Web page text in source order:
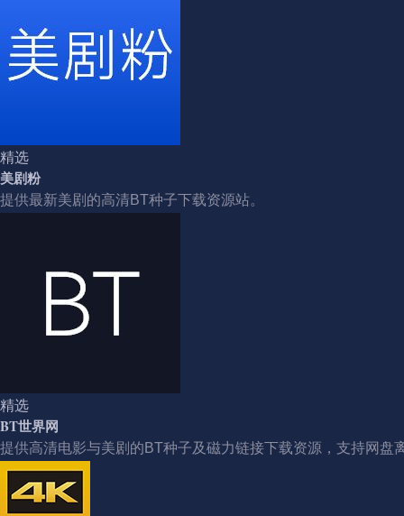
精选
美剧粉
提供最新美剧的高清BT种子下载资源站。
精选
BT世界网
提供高清电影与美剧的BT种子及磁力链接下载资源，支持网盘